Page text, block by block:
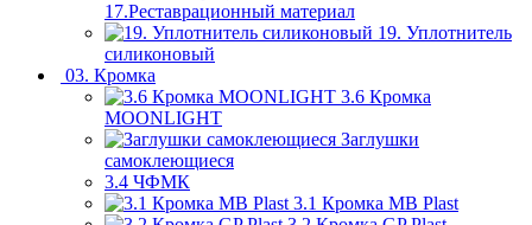
17.Реставрационный материал
19. Уплотнитель
силиконовый
03. Кромка
3.6 Кромка
MOONLIGHT
Заглушки
самоклеющиеся
3.4 ЧФМК
3.1 Кромка MB Plast